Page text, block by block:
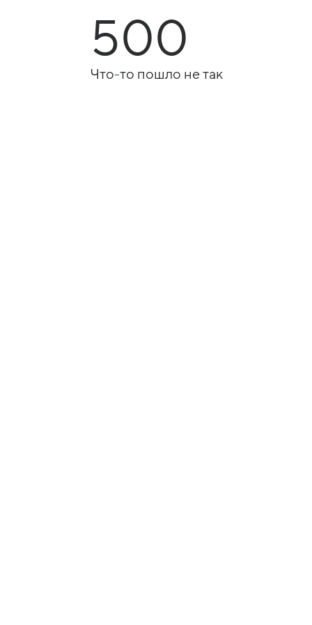
500
Что-то пошло не так